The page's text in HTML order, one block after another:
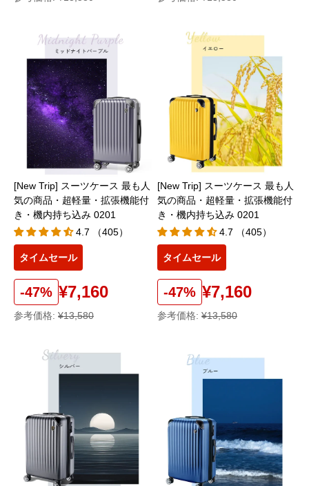
[New Trip] スーツケース 最も人
気の商品・超軽量・拡張機能付
き・機内持ち込み 0201
4.7 （405）
タイムセール
-47% ¥7,160
参考価格: ¥13,580
[New Trip] スーツケース 最も人
気の商品・超軽量・拡張機能付
き・機内持ち込み 0201
4.7 （405）
タイムセール
-47% ¥7,160
参考価格: ¥13,580